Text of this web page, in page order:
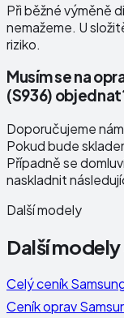
Při běžné výměně
nemažeme. U
riziko.
Musím se na
(S936)
Doporučujeme
Pokud bude
Případně se
naskladnit
Další modely
Další modely
Celý ceník
Ceník oprav